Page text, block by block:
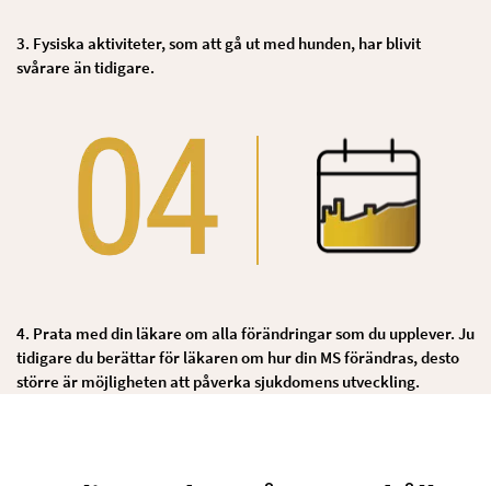
3. Fysiska aktiviteter, som att gå ut med hunden, har blivit
svårare än tidigare.
4. Prata med din läkare om alla förändringar som du upplever. Ju
tidigare du berättar för läkaren om hur din MS förändras, desto
större är möjligheten att påverka sjukdomens utveckling.